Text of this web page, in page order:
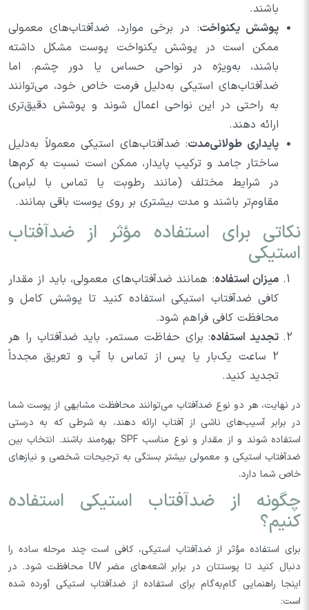
باشند.
پوشش یکنواخت: در برخی موارد، ضدآفتاب‌های معمولی
ممکن است در پوشش یکنواخت پوست مشکل داشته
باشند، به‌ویژه در نواحی حساس یا دور چشم. اما
ضدآفتاب‌های استیکی به‌دلیل فرمت خاص خود، می‌توانند
به راحتی در این نواحی اعمال شوند و پوشش دقیق‌تری
ارائه دهند.
پایداری طولانی‌مدت: ضدآفتاب‌های استیکی معمولاً به‌دلیل
ساختار جامد و ترکیب پایدار، ممکن است نسبت به کرم‌ها
در شرایط مختلف (مانند رطوبت یا تماس با لباس)
مقاوم‌تر باشند و مدت بیشتری بر روی پوست باقی بمانند.
نکاتی برای استفاده مؤثر از ضدآفتاب
استیکی
میزان استفاده: همانند ضدآفتاب‌های معمولی، باید از مقدار
کافی ضدآفتاب استیکی استفاده کنید تا پوشش کامل و
محافظت کافی فراهم شود.
تجدید استفاده: برای حفاظت مستمر، باید ضدآفتاب را هر
2 ساعت یک‌بار یا پس از تماس با آب و تعریق مجدداً
تجدید کنید.
در نهایت، هر دو نوع ضدآفتاب می‌توانند محافظت مشابهی از پوست شما
در برابر آسیب‌های ناشی از آفتاب ارائه دهند، به شرطی که به درستی
استفاده شوند و از مقدار و نوع مناسب SPF بهره‌مند باشند. انتخاب بین
ضدآفتاب استیکی و معمولی بیشتر بستگی به ترجیحات شخصی و نیازهای
خاص شما دارد.
چگونه از ضدآفتاب استیکی استفاده
کنیم؟
برای استفاده مؤثر از ضدآفتاب استیکی، کافی است چند مرحله ساده را
دنبال کنید تا پوستتان در برابر اشعه‌های مضر UV محافظت شود. در
اینجا راهنمایی گام‌به‌گام برای استفاده از ضدآفتاب استیکی آورده شده
است: